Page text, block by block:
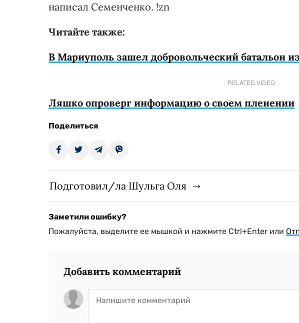
написал Семенченко. !zn
Читайте также:
В Мариуполь зашел добровольческий батальон
RELATED VIDEO
Ляшко опроверг информацию о своем пленении
Поделиться
Подготовил/ла Шульга Оля
Заметили ошибку?
Пожалуйста, выделите ее мышкой и нажмите Ctrl+Enter или
Добавить комментарий